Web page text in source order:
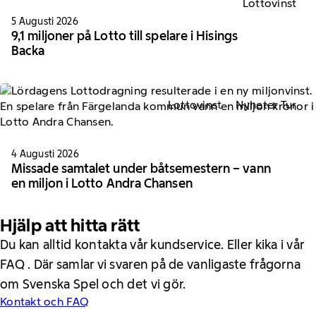
Lottovinst
5 Augusti 2026
9,1 miljoner på Lotto till spelare i Hisings
Backa
Lottovinst Nyheter Tur
4 Augusti 2026
Missade samtalet under båtsemestern – vann
en miljon i Lotto Andra Chansen
Hjälp att hitta rätt
Du kan alltid kontakta vår kundservice. Eller kika i vår
FAQ . Där samlar vi svaren på de vanligaste frågorna
om Svenska Spel och det vi gör.
Kontakt och FAQ